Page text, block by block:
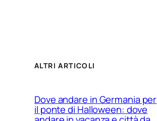
ALTRI ARTICOLI
Dove andare in Germania per
il ponte di Halloween: dove